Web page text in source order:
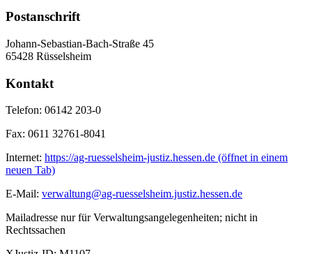
Postanschrift
Johann-Sebastian-Bach-Straße 45
65428 Rüsselsheim
Kontakt
Telefon: 06142 203-0
Fax: 0611 32761-8041
Internet: https://ag-ruesselsheim-justiz.hessen.de (öffnet in einem
neuen Tab)
E-Mail: verwaltung@ag-ruesselsheim.justiz.hessen.de
Mailadresse nur für Verwaltungsangelegenheiten; nicht in
Rechtssachen